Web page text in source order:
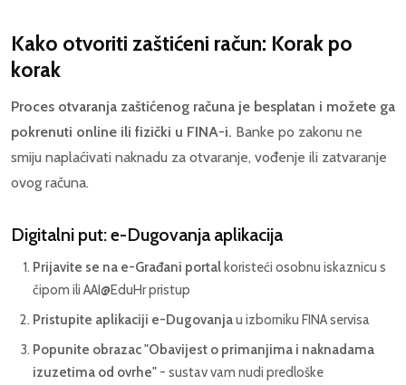
Kako otvoriti zaštićeni račun: Korak po
korak
Proces otvaranja zaštićenog računa je besplatan i možete ga
pokrenuti online ili fizički u FINA-i. Banke po zakonu ne
smiju naplaćivati naknadu za otvaranje, vođenje ili zatvaranje
ovog računa.
Digitalni put: e-Dugovanja aplikacija
Prijavite se na e-Građani portal koristeći osobnu iskaznicu s
čipom ili AAI@EduHr pristup
Pristupite aplikaciji e-Dugovanjau izborniku FINA servisa
Popunite obrazac "Obavijest o primanjima i naknadama
izuzetima od ovrhe" - sustav vam nudi predloške